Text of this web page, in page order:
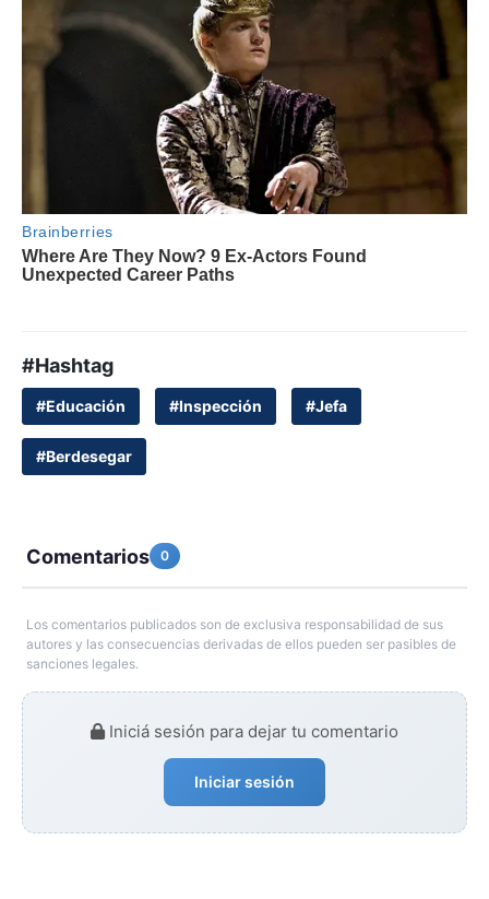
#Hashtag
#Educación #Inspección #Jefa
#Berdesegar
Comentarios 0
Los comentarios publicados son de exclusiva responsabilidad de sus
autores y las consecuencias derivadas de ellos pueden ser pasibles de
sanciones legales.
Iniciá sesión para dejar tu comentario
Iniciar sesión